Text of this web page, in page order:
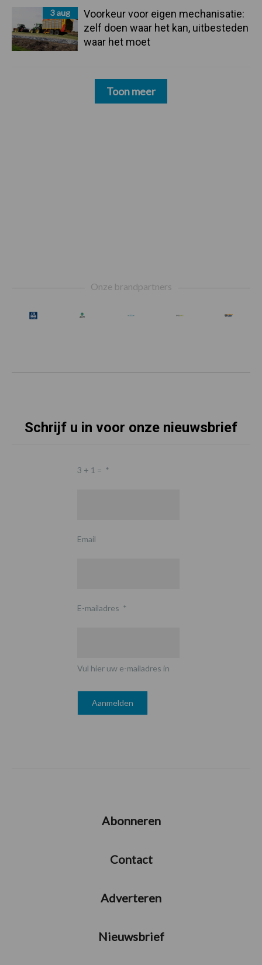
3 aug
Voorkeur voor eigen mechanisatie:
zelf doen waar het kan, uitbesteden
waar het moet
Toon meer
Onze brandpartners
Schrijf u in voor onze nieuwsbrief
3 + 1 = *
Email
E-mailadres *
Vul hier uw e-mailadres in
Abonneren
Contact
Adverteren
Nieuwsbrief